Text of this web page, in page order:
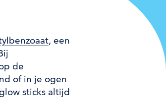
, een
de
of in je ogen
sticks altijd